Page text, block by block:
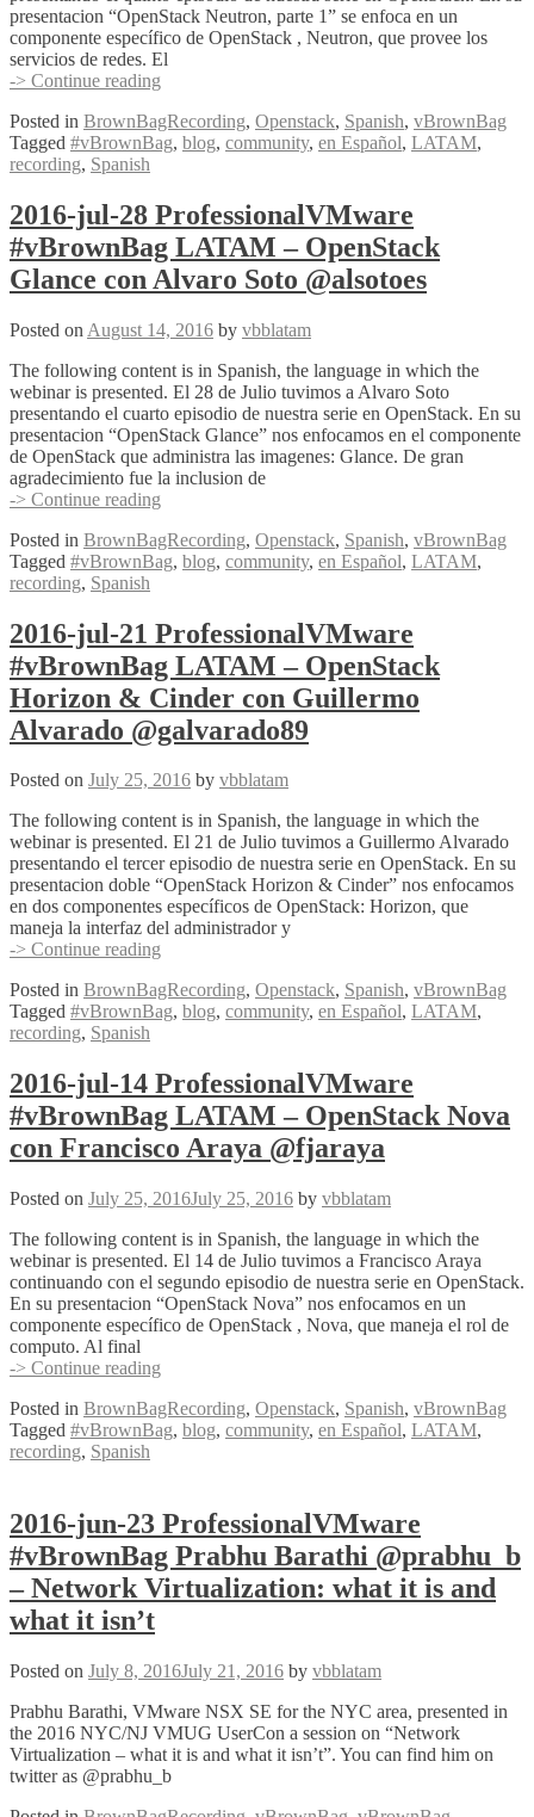
presentacion “OpenStack Neutron, parte 1” se enfoca en un
componente específico de OpenStack , Neutron, que provee los
servicios de redes. El
-> Continue reading
04
ProfessionalVMware
–
OpenStack
Neutron
1/2
con
Araya
Posted in BrownBagRecording, Openstack, Spanish, vBrownBag
Tagged #vBrownBag, blog, community, en Español, LATAM,
recording, Spanish
2016-jul-28 ProfessionalVMware
#vBrownBag LATAM – OpenStack
Glance con Alvaro Soto @alsotoes
Posted on August 14, 2016 by vbblatam
The following content is in Spanish, the language in which the
webinar is presented. El 28 de Julio tuvimos a Alvaro Soto
presentando el cuarto episodio de nuestra serie en OpenStack. En su
presentacion “OpenStack Glance” nos enfocamos en el componente
de OpenStack que administra las imagenes: Glance. De gran
agradecimiento fue la inclusion de
-> Continue reading
28
ProfessionalVMware
–
OpenStack
Glance
con
Alvaro
Soto
Posted in BrownBagRecording, Openstack, Spanish, vBrownBag
Tagged #vBrownBag, blog, community, en Español, LATAM,
recording, Spanish
2016-jul-21 ProfessionalVMware
#vBrownBag LATAM – OpenStack
Horizon & Cinder con Guillermo
Alvarado @galvarado89
Posted on July 25, 2016 by vbblatam
The following content is in Spanish, the language in which the
webinar is presented. El 21 de Julio tuvimos a Guillermo Alvarado
presentando el tercer episodio de nuestra serie en OpenStack. En su
presentacion doble “OpenStack Horizon & Cinder” nos enfocamos
en dos componentes específicos de OpenStack: Horizon, que
maneja la interfaz del administrador y
-> Continue reading
21
ProfessionalVMware
–
OpenStack
Horizon
&
Cinder
Guillermo
Alvarado
@galvarado89
Posted in BrownBagRecording, Openstack, Spanish, vBrownBag
Tagged #vBrownBag, blog, community, en Español, LATAM,
recording, Spanish
2016-jul-14 ProfessionalVMware
#vBrownBag LATAM – OpenStack Nova
con Francisco Araya @fjaraya
Posted on July 25, 2016July 25, 2016 by vbblatam
The following content is in Spanish, the language in which the
webinar is presented. El 14 de Julio tuvimos a Francisco Araya
continuando con el segundo episodio de nuestra serie en OpenStack.
En su presentacion “OpenStack Nova” nos enfocamos en un
componente específico de OpenStack , Nova, que maneja el rol de
computo. Al final
-> Continue reading
14
ProfessionalVMware
OpenStack
Nova
con
Francisco
Araya
Posted in BrownBagRecording, Openstack, Spanish, vBrownBag
Tagged #vBrownBag, blog, community, en Español, LATAM,
recording, Spanish
2016-jun-23 ProfessionalVMware
#vBrownBag Prabhu Barathi @prabhu_b
– Network Virtualization: what it is and
what it isn’t
Posted on July 8, 2016July 21, 2016 by vbblatam
Prabhu Barathi, VMware NSX SE for the NYC area, presented in
the 2016 NYC/NJ VMUG UserCon a session on “Network
Virtualization – what it is and what it isn’t”. You can find him on
twitter as @prabhu_b